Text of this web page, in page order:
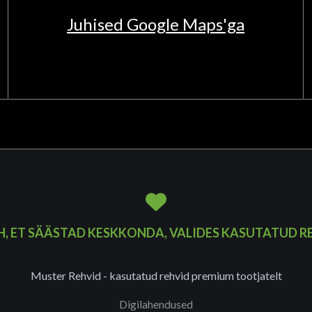
Juhised Google Maps'ga
ET SÄÄSTAD KESKKONDA, VALIDES KASUTATUD
Muster Rehvid - kasutatud rehvid premium tootjatelt
Digilahendused